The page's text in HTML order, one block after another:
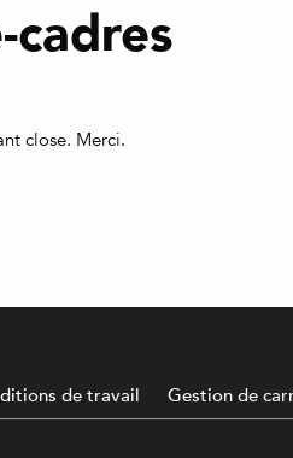
cadres
close. Merci.
de travail Gestion de